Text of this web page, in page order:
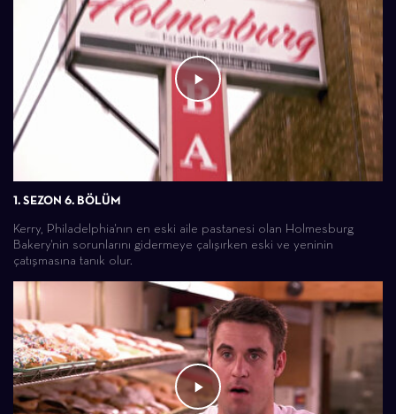
1. SEZON 6. BÖLÜM
Kerry, Philadelphia'nın en eski aile pastanesi olan Holmesburg
Bakery'nin sorunlarını gidermeye çalışırken eski ve yeninin
çatışmasına tanık olur.